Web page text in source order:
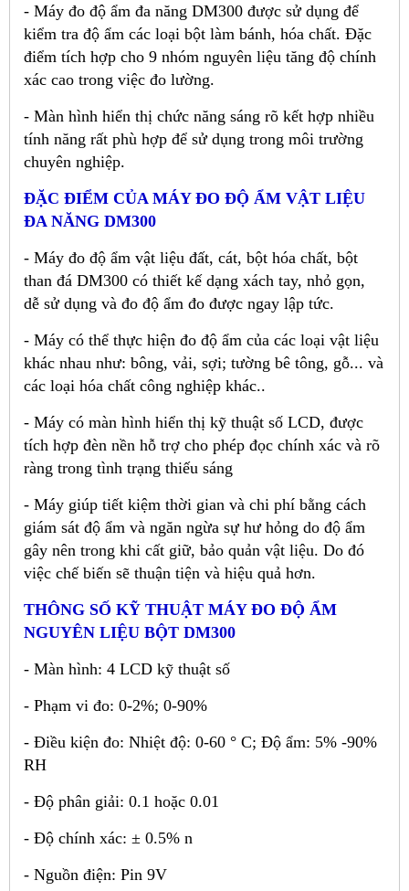
- Máy đo độ ẩm đa năng DM300 được sử dụng để
kiểm tra độ ẩm các loại bột làm bánh, hóa chất. Đặc
điểm tích hợp cho 9 nhóm nguyên liệu tăng độ chính
xác cao trong việc đo lường.
- Màn hình hiển thị chức năng sáng rõ kết hợp nhiều
tính năng rất phù hợp để sử dụng trong môi trường
chuyên nghiệp.
ĐẶC ĐIỂM CỦA MÁY ĐO ĐỘ ẨM VẬT LIỆU
ĐA NĂNG DM300
- Máy đo độ ẩm vật liệu đất, cát, bột hóa chất, bột
than đá DM300 có thiết kếdạng xách tay, nhỏ gọn,
dễ sửdụng và đo độ ẩm đo được ngay lập tức.
- Máy có thể thực hiện đo độ ẩm của các loại vật liệu
khác nhau như: bông, vải, sợi; tường bê tông, gỗ... và
các loại hóa chất công nghiệp khác..
- Máy có màn hình hiển thị kỹ thuật số LCD, được
tích hợp đèn nền hỗ trợ cho phép đọc chính xác và rõ
ràng trong tình trạng thiếu sáng
- Máy giúp tiết kiệm thời gian và chi phí bằng cách
giám sát độ ẩm và ngăn ngừa sựhư hỏng do độ ẩm
gây nên trong khi cất giữ, bảo quản vật liệu. Do đó
việc chếbiến sẽ thuận tiện và hiệu quả hơn.
THÔNG SỐ KỸ THUẬT MÁY ĐO ĐỘ ẨM
NGUYÊN LIỆU BỘT DM300
- Màn hình: 4 LCD kỹ thuật số
- Phạm vi đo: 0-2%; 0-90%
- Điều kiện đo: Nhiệt độ: 0-60 ° C; Độ ẩm: 5% -90%
RH
- Độ phân giải: 0.1 hoặc 0.01
- Độ chính xác: ± 0.5% n
- Nguồn điện: Pin 9V